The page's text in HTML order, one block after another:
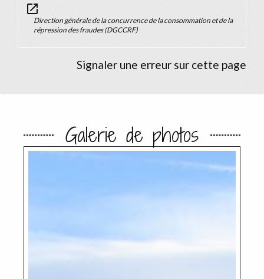
open_in_new
Direction générale de la concurrence de la consommation et de la
répression des fraudes (DGCCRF)
Signaler une erreur sur cette page
Galerie de photos